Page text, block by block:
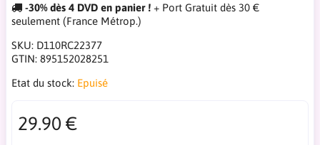
-30% dès 4 DVD en panier ! + Port Gratuit dès 30 €
seulement (France Métrop.)
SKU: D110RC22377
GTIN: 895152028251
Etat du stock: Epuisé
29.90 €